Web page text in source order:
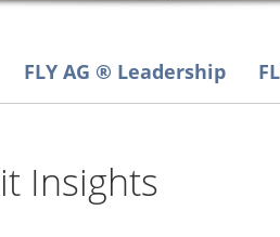
FLY AG ® Leadership
Insights